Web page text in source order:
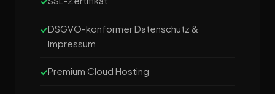
DSGVO-konformer Datenschutz &
Impressum
Premium Cloud Hosting